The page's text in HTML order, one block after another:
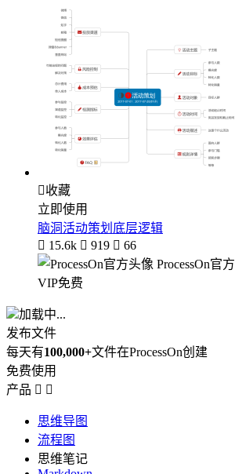
收藏
立即使用
脑洞活动策划底层逻辑
 15.6k  919  66
ProcessOn官方
VIP免费
加载中...
发布文件
每天有100,000+文件在ProcessOn创建
免费使用
产品  
思维导图
流程图
思维笔记